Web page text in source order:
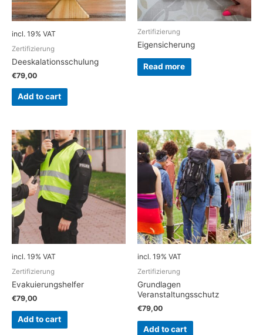
incl. 19% VAT
Zertifizierung
Deeskalationsschulung
€79,00
Add to cart
Zertifizierung
Eigensicherung
Read more
incl. 19% VAT
Zertifizierung
Evakuierungshelfer
€79,00
Add to cart
incl. 19% VAT
Zertifizierung
Grundlagen
Veranstaltungsschutz
€79,00
Add to cart